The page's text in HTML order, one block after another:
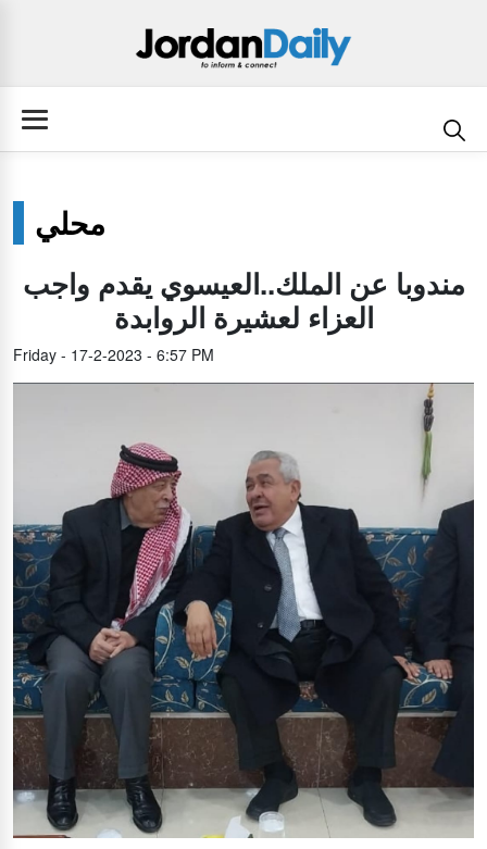
محلي
مندوبا عن الملك..العيسوي يقدم واجب
العزاء لعشيرة الروابدة
Friday - 17-2-2023 - 6:57 PM